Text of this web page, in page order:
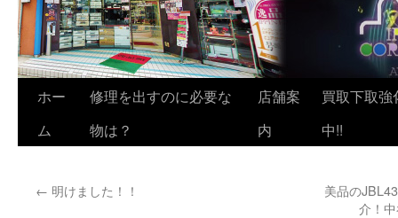
ホー
ム
修理を出すのに必要な
物は？
店舗案
内
買取下取強
中!!
← 明けました！！
美品の
介！